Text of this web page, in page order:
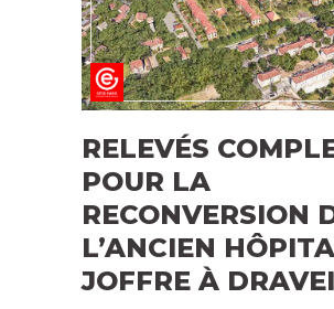
RELEVÉS
POUR LA
RECONVERSION
L’ANCIEN
JOFFRE À